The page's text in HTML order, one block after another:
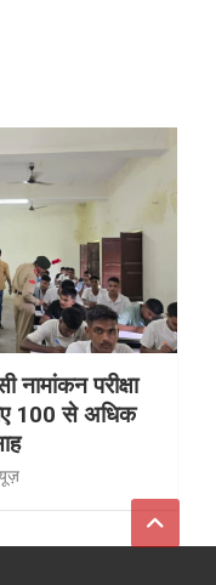
नामांकन परीक्षा
100 से अधिक